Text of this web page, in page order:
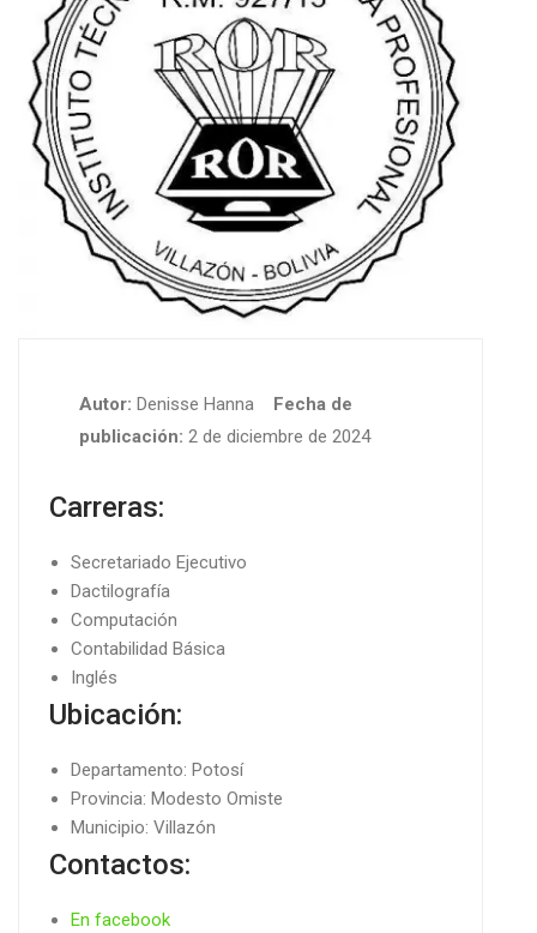
Autor: Denisse Hanna Fecha de
publicación: 2 de diciembre de 2024
Carreras:
Secretariado Ejecutivo
Dactilografía
Computación
Contabilidad Básica
Inglés
Ubicación:
Departamento: Potosí
Provincia: Modesto Omiste
Municipio: Villazón
Contactos:
En facebook